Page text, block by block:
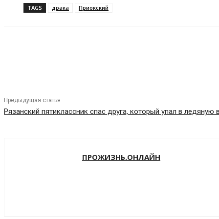
TAGS драка Приокский
Предыдущая статья
Рязанский пятиклассник спас друга, который упал в ледяную
ПРОЖИЗНЬ.ОНЛАЙН